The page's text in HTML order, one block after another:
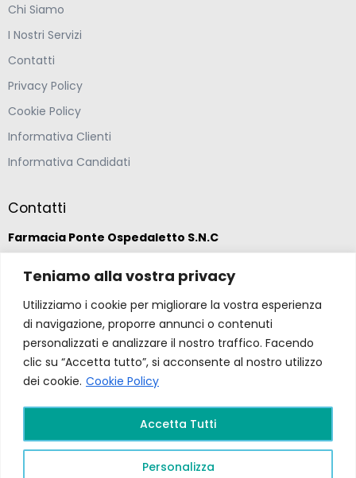
Teniamo alla vostra privacy
Utilizziamo i cookie per migliorare la vostra esperienza
di navigazione, proporre annunci o contenuti
personalizzati e analizzare il nostro traffico. Facendo
clic su “Accetta tutto”, si acconsente al nostro utilizzo
dei cookie. Cookie Policy
Personalizza
Accetta Tutti
Chi Siamo
I Nostri Servizi
Contatti
Privacy Policy
Cookie Policy
Informativa Clienti
Informativa Candidati
Contatti
Farmacia Ponte Ospedaletto S.N.C
Via della Solidarietà 2,
47020 Longiano, Forlì-Cesena
(39) 0547 57265
farmacia@ponteospedaletto.it
Farmacia Ponte Ospedaletto 2026. Tutti diritti
riservati a Farmacia Ponte Ospedaletto. Sito creato
Gruppo Ingegneria.Privacy Policy –